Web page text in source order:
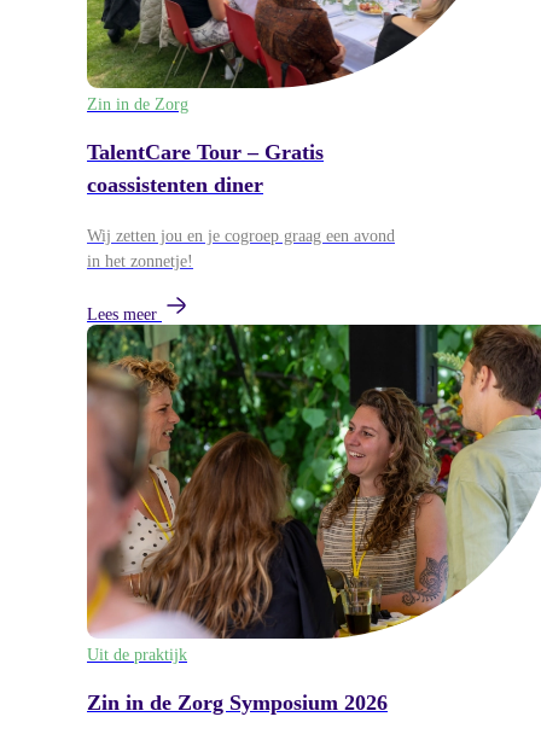
Zin in de Zorg
TalentCare Tour – Gratis
coassistenten diner
Wij zetten jou en je cogroep graag een avond
in het zonnetje!
Lees meer
Uit de praktijk
Zin in de Zorg Symposium 2026